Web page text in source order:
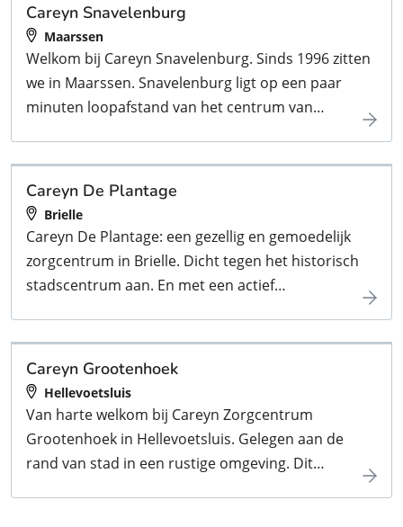
Careyn Snavelenburg
Maarssen
Welkom bij Careyn Snavelenburg. Sinds 1996 zitten
we in Maarssen. Snavelenburg ligt op een paar
minuten loopafstand van het centrum van
psychogeriatrische en 44 lichamelijk
hulpbehoevenden ouderen.
Careyn De Plantage
Brielle
Careyn De Plantage: een gezellig en gemoedelijk
zorgcentrum in Brielle. Dicht tegen het historisch
stadscentrum aan. En met een actief
Voorne Putten waar de diverse doelgroepen samen
voor een fijne sfeer zorgen. Welkom!
Careyn Grootenhoek
Hellevoetsluis
Van harte welkom bij Careyn Zorgcentrum
Grootenhoek in Hellevoetsluis. Gelegen aan de
rand van stad in een rustige omgeving. Dit